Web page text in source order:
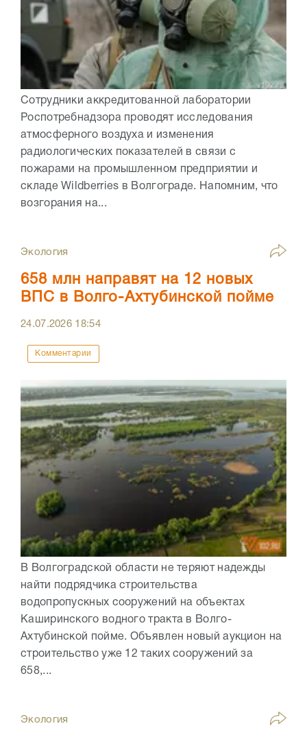
Сотрудники аккредитованной лаборатории
Роспотребнадзора проводят исследования
атмосферного воздуха и изменения
радиологических показателей в связи с
пожарами на промышленном предприятии и
складе Wildberries в Волгограде. Напомним, что
возгорания на...
Экология
658 млн направят на 12 новых
ВПС в Волго-Ахтубинской пойме
24.07.2026 18:54
Комментарии
В Волгоградской области не теряют надежды
найти подрядчика строительства
водопропускных сооружений на объектах
Каширинского водного тракта в Волго-
Ахтубинской пойме. Объявлен новый аукцион на
строительство уже 12 таких сооружений за
658,...
Экология